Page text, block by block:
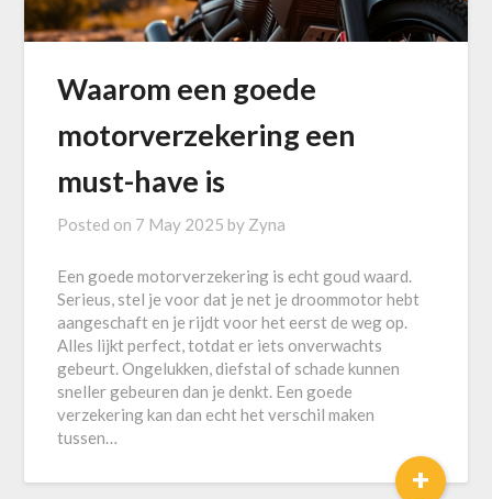
Waarom een goede
motorverzekering een
must-have is
Posted on 7 May 2025 by Zyna
Een goede motorverzekering is echt goud waard.
Serieus, stel je voor dat je net je droommotor hebt
aangeschaft en je rijdt voor het eerst de weg op.
Alles lijkt perfect, totdat er iets onverwachts
gebeurt. Ongelukken, diefstal of schade kunnen
sneller gebeuren dan je denkt. Een goede
verzekering kan dan echt het verschil maken
tussen…
+